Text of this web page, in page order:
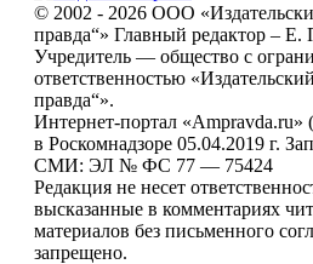
© 2002 - 2026 ООО
правда“» Главный редактор – Е.
Учредитель — общество с
ответственностью
правда“».
Интернет-портал «Ampravda.ru»
в Роскомнадзоре 05.04.2019 г.
СМИ: ЭЛ № ФС 77 — 75424
Редакция не несет
высказанные в комментариях
материалов без письменного
запрещено.